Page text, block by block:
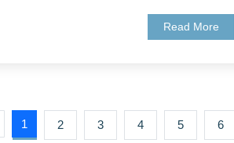
Read More
1 2 3 4 5 6